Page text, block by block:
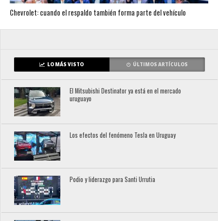
Chevrolet: cuando el respaldo también forma parte del vehículo
LO MÁS VISTO ÚLTIMOS ARTÍCULOS
El Mitsubishi Destinator ya está en el mercado
uruguayo
Los efectos del fenómeno Tesla en Uruguay
Podio y liderazgo para Santi Urrutia